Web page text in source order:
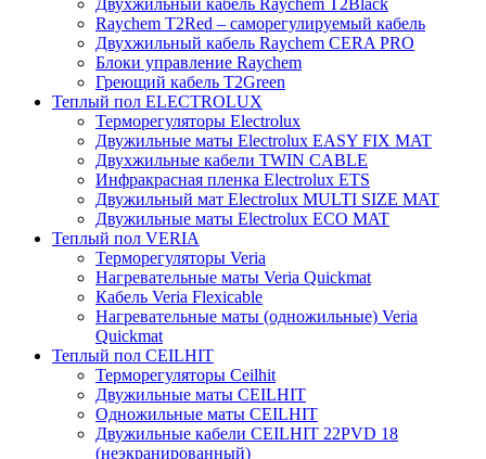
Двухжильный кабель Raychem T2Black
Raychem T2Red – саморегулируемый кабель
Двухжильный кабель Raychem CERA PRO
Блоки управление Raychem
Греющий кабель T2Green
Теплый пол ELECTROLUX
Терморегуляторы Electrolux
Двужильные маты Electrolux EASY FIX MAT
Двухжильные кабели TWIN CABLE
Инфракрасная пленка Electrolux ETS
Двужильный мат Electrolux MULTI SIZE MAT
Двужильные маты Electrolux ECO MAT
Теплый пол VERIA
Терморегуляторы Veria
Нагревательные маты Veria Quickmat
Кабель Veria Flexicable
Нагревательные маты (одножильные) Veria
Quickmat
Теплый пол CEILHIT
Терморегуляторы Ceilhit
Двужильные маты CEILHIT
Одножильные маты CEILHIT
Двужильные кабели CEILHIT 22PVD 18
(неэкранированный)